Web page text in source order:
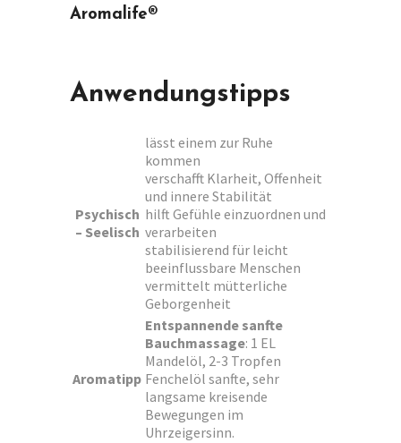
Aromalife®
Anwendungstipps
Psychisch
– Seelisch
lässt einem zur Ruhe
kommen
verschafft Klarheit, Offenheit
und innere Stabilität
hilft Gefühle einzuordnen und
verarbeiten
stabilisierend für leicht
beeinflussbare Menschen
vermittelt mütterliche
Geborgenheit
Aromatipp
Entspannende sanfte
Bauchmassage: 1 EL
Mandelöl, 2-3 Tropfen
Fenchelöl sanfte, sehr
langsame kreisende
Bewegungen im
Uhrzeigersinn.